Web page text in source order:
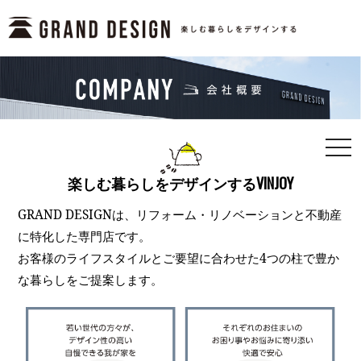
楽しむ暮らしをデザインするVINJOY
GRAND DESIGNは、リフォーム・リノベーションと不動産
に特化した専門店です。
お客様のライフスタイルとご要望に合わせた4つの柱で豊か
な暮らしをご提案します。